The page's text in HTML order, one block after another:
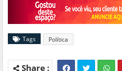
Tags Política